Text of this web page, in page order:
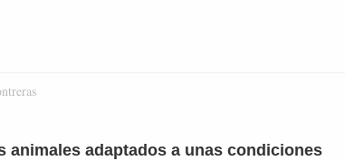
animales adaptados a unas condiciones